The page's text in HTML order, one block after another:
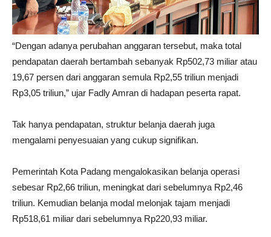
“Dengan adanya perubahan anggaran tersebut, maka total
pendapatan daerah bertambah sebanyak Rp502,73 miliar atau
19,67 persen dari anggaran semula Rp2,55 triliun menjadi
Rp3,05 triliun,” ujar Fadly Amran di hadapan peserta rapat.
Tak hanya pendapatan, struktur belanja daerah juga
mengalami penyesuaian yang cukup signifikan.
Pemerintah Kota Padang mengalokasikan belanja operasi
sebesar Rp2,66 triliun, meningkat dari sebelumnya Rp2,46
triliun. Kemudian belanja modal melonjak tajam menjadi
Rp518,61 miliar dari sebelumnya Rp220,93 miliar.